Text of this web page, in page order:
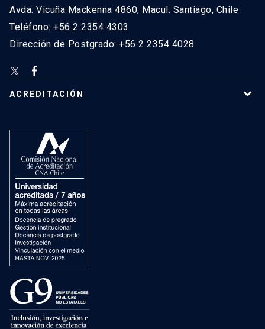
Avda. Vicuña Mackenna 4860, Macul. Santiago, Chile
Teléfono: +56 2 2354 4303
Dirección de Postgrado: +56 2 2354 4028
ACREDITACIÓN